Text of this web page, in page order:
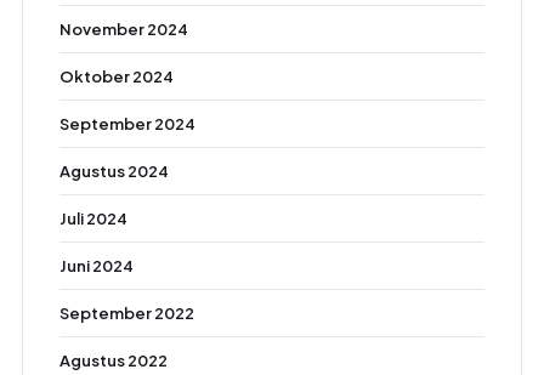
November 2024
Oktober 2024
September 2024
Agustus 2024
Juli 2024
Juni 2024
September 2022
Agustus 2022